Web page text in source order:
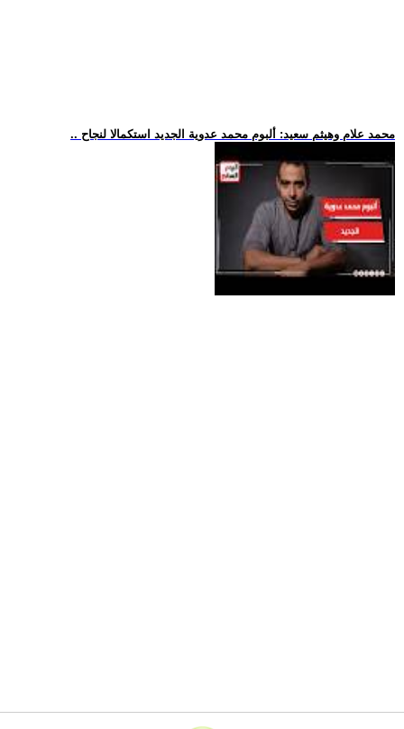
.. محمد علام وهيثم سعيد: ألبوم محمد عدوية الجديد استكمالا لنجاح